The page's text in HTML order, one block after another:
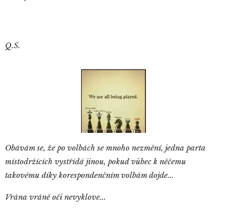
Q.S.
Obávám se, že po volbách se mnoho nezmění, jedna parta
místodržících vystřídá jinou, pokud vůbec k něčemu
takovému díky korespondenčním volbám dojde...
Vrána vráně oči nevyklove...